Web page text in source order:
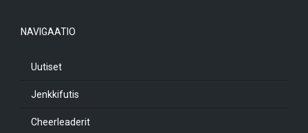
NAVIGAATIO
Uutiset
Jenkkifutis
Cheerleaderit